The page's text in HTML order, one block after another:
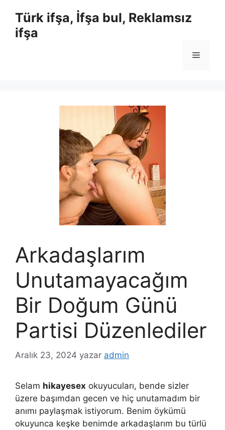
Türk ifşa, İfşa bul, Reklamsız
ifşa
Menü
Arkadaşlarım
Unutamayacağım
Bir Doğum Günü
Partisi Düzenlediler
Aralık 23, 2024 yazar admin
Selam hikayesex okuyucuları, bende sizler
üzere başımdan gecen ve hiç unutamadım bir
anımı paylaşmak istiyorum. Benim öykümü
okuyunca keşke benimde arkadaşlarım bu türlü